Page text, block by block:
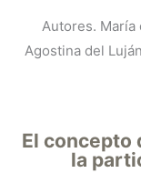
Autores. María
Agostina del
El concepto
la